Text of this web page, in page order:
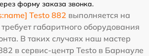
форму заказа звонка.
Testo 882 выполняется на
габаритного оборудования
В таких случаях наш мастер
в сервис-центр Testo в Барнауле